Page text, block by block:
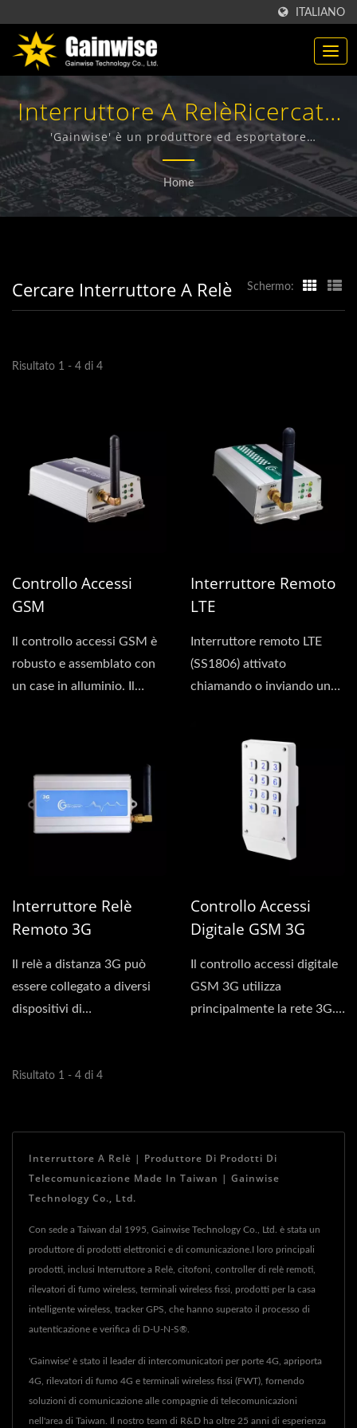
ITALIANO
Interruttore A RelèRicercato
| Produttore Di Prodotti Di
Telecomunicazione Made In
Taiwan | Gainwise
'Gainwise' è un produttore ed esportatore
specializzato nella progettazione, sviluppo e
produzione di Terminali Wireless Fissi, Interfono 4G,
Apri Cancello 4G e Rilevatore di Fumo 4G.
Home
Cercare Interruttore A Relè Schermo:
Risultato 1 - 4 di 4
Controllo Accessi
GSM
Il controllo accessi GSM è
robusto e assemblato con
un case in alluminio. Il
Interruttore Remoto
LTE
Interruttore remoto LTE
(SS1806) attivato
chiamando o inviando un
Interruttore Relè
Remoto 3G
Il relè a distanza 3G può
essere collegato a diversi
dispositivi di
Controllo Accessi
Digitale GSM 3G
Il controllo accessi digitale
GSM 3G utilizza
principalmente la rete 3G.
Risultato 1 - 4 di 4
Interruttore A Relè | Produttore Di Prodotti Di
Telecomunicazione Made In Taiwan | Gainwise
Technology Co., Ltd.
Con sede a Taiwan dal 1995, Gainwise Technology Co., Ltd. è stata un
produttore di prodotti elettronici e di comunicazione.I loro principali
prodotti, inclusi Interruttore a Relè, citofoni, controller di relè remoti,
rilevatori di fumo wireless, terminali wireless fissi, prodotti per la casa
intelligente wireless, tracker GPS, che hanno superato il processo di
autenticazione e verifica di D-U-N-S®.
'Gainwise' è stato il leader di intercomunicatori per porte 4G, apriporta
4G, rilevatori di fumo 4G e terminali wireless fissi (FWT), fornendo
soluzioni di comunicazione alle compagnie di telecomunicazioni
nell'area di Taiwan. Il nostro team di R&D ha oltre 25 anni di esperienza